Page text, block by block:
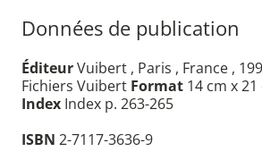
Données de publication
ÉditeurVuibert , Paris , France ,
Fichiers Vuibert Format 14 cm x
Index Index p. 263-265
ISBN 2-7117-3636-9